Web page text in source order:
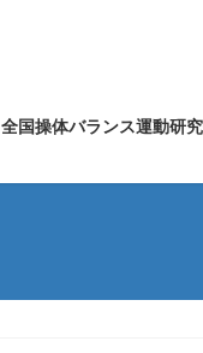
全国操体バランス運動研